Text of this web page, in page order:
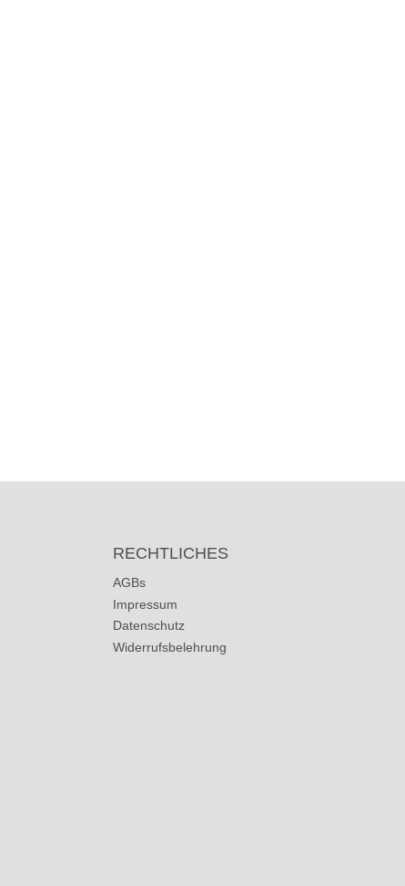
RECHTLICHES
AGBs
Impressum
Datenschutz
Widerrufsbelehrung